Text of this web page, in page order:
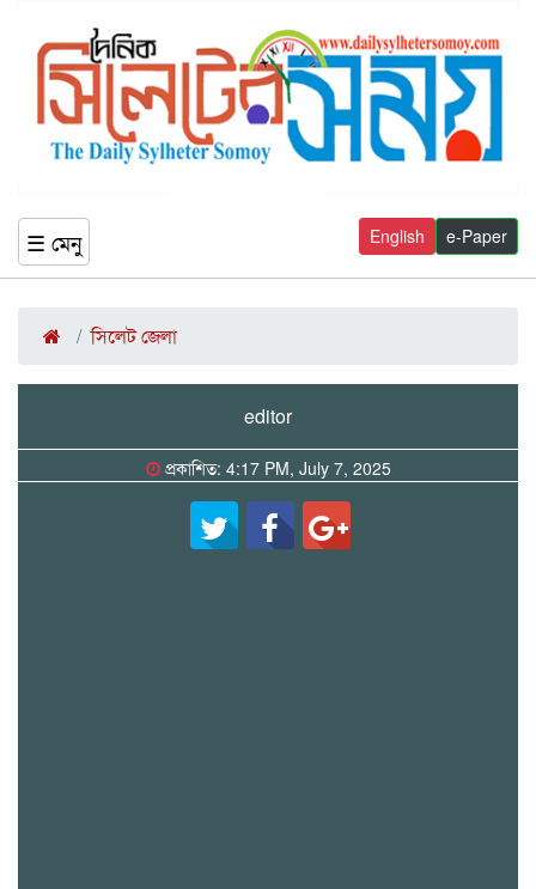
☰ মেনু e-Paper
English
সিলেট জেলা
editor
প্রকাশিত: 4:17 PM, July 7, 2025